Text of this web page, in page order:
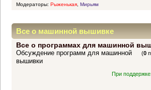
Модераторы: Рыженькая, Мирьям
Все о машинной вышивке
Все о программах для машинной
(0
Обсуждение программ для машинной
вышивки
При поддержке: